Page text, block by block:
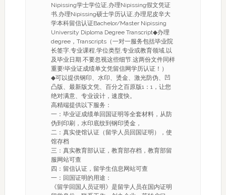
Nipissing学士学位证,办理Nipissing假文凭证
书,办理Nipissing硕士学历认证,办理尼皮辛大
学本科留信认证Bachelor/Master Nipissing
University Diploma Degree Transcript◆办理
degree，Transcripts（一对一服务包括毕业院
长签字,专业课程,学位类型,专业或教育领域,以
及毕业日期.不要忽视这些细节.这两份文件同样
重要!毕业证成绩单文凭留信网学历认证！）
◆可以提供钢印、水印、烫金、激光防伪、凹
凸版、最新版文凭、百分之百原版1：1，让您
绝对满意、专业设计，速度快。
高精端提供以下服务：
一：毕业证成绩单回国证明等全套材料，从防
伪到印刷，水印底纹到钢印烫金，
二：真实使馆认证（留学人员回国证明），使
馆存档
三：真实教育部认证，教育部存档，教育部留
服网站可查
四：留信认证，留学生信息网站可查
一：回国证明的用途：
《留学回国人员证明》是留学人员在国内证明